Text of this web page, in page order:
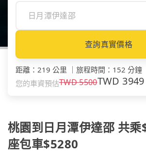
查詢真實價格
距離 ： 219 公里 旅程時間 ： 152 分鐘
您的車資預估TWD5500TWD 3949
桃園到日月潭伊達邵 共
座包車$5280